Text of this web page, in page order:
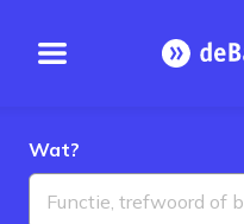
Open menu
Wat?